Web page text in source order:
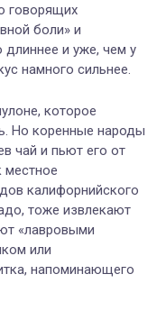
говорящих
боли» и
длиннее и уже, чем у
намного сильнее.
которое
Но коренные народы
чай и пьют его от
местное
калифорнийского
тоже извлекают
«лавровыми
или
напоминающего